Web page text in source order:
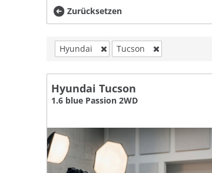
Zurücksetzen
Hyundai Tucson
Hyundai Tucson
1.6 blue Passion 2WD